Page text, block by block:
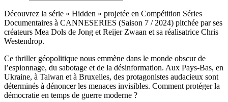
Découvrez la série « Hidden » projetée en Compétition Séries
Documentaires à CANNESERIES (Saison 7 / 2024) pitchée par ses
créateurs Mea Dols de Jong et Reijer Zwaan et sa réalisatrice Chris
Westendrop.
Ce thriller géopolitique nous emmène dans le monde obscur de
l’espionnage, du sabotage et de la désinformation. Aux Pays-Bas, en
Ukraine, à Taiwan et à Bruxelles, des protagonistes audacieux sont
déterminés à dénoncer les menaces invisibles. Comment protéger la
démocratie en temps de guerre moderne ?